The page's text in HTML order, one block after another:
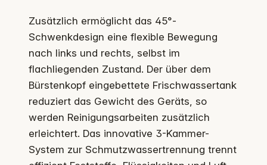
Zusätzlich ermöglicht das 45°-
Schwenkdesign eine flexible Bewegung
nach links und rechts, selbst im
flachliegenden Zustand. Der über dem
Bürstenkopf eingebettete Frischwassertank
reduziert das Gewicht des Geräts, so
werden Reinigungsarbeiten zusätzlich
erleichtert. Das innovative 3-Kammer-
System zur Schmutzwassertrennung trennt